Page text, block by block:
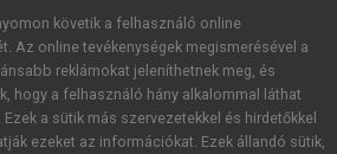
követik a felhasználó online
Az online tevékenységek megismerésével a
reklámokat jeleníthetnek meg, és
hogy a felhasználó hány alkalommal láthat
Ezek a sütik más szervezetekkel és hirdetőkkel
ezeket az információkat. Ezek állandó sütik,